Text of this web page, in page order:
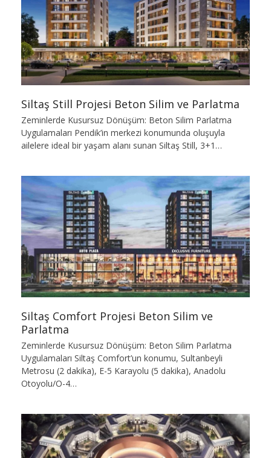
Siltaş Still Projesi Beton Silim ve Parlatma
Zeminlerde Kusursuz Dönüşüm: Beton Silim Parlatma
Uygulamaları Pendik’in merkezi konumunda oluşuyla
ailelere ideal bir yaşam alanı sunan Siltaş Still, 3+1…
Siltaş Comfort Projesi Beton Silim ve
Parlatma
Zeminlerde Kusursuz Dönüşüm: Beton Silim Parlatma
Uygulamaları Siltaş Comfort’un konumu, Sultanbeyli
Metrosu (2 dakika), E-5 Karayolu (5 dakika), Anadolu
Otoyolu/O-4…